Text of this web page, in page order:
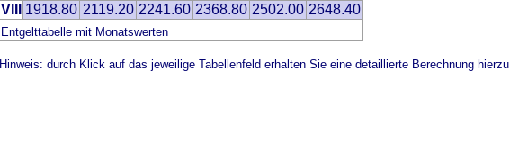
VIII
1918.80 2119.20 2241.60 2368.80 2502.00 2648.40
Entgelttabelle mit Monatswerten
Hinweis: durch Klick auf das jeweilige Tabellenfeld erhalten Sie eine detaillierte Berechnung hierzu